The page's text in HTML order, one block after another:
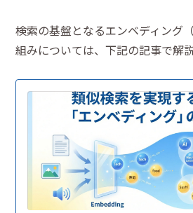
検索の基盤となるエンベディング
組みについては、下記の記事で解